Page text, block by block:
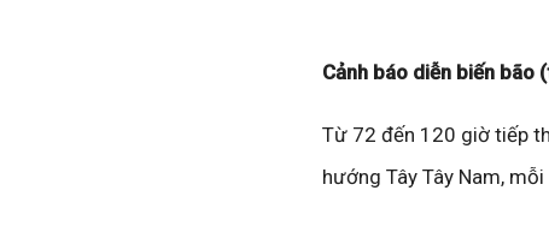
Cảnh báo diễn biến bão
Từ 72 đến 120 giờ tiếp
hướng Tây Tây Nam,